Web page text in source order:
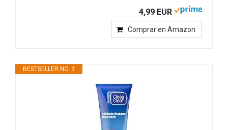
4,99 EUR
Comprar en Amazon
BESTSELLER NO. 3